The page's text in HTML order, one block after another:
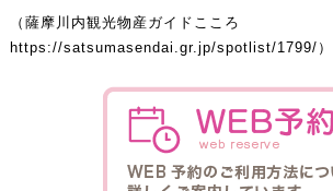
（薩摩川内観光物産ガイドこころ
https://satsumasendai.gr.jp/spotlist/1799/ ）